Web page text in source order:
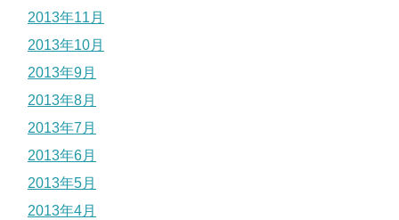
2013年11月
2013年10月
2013年9月
2013年8月
2013年7月
2013年6月
2013年5月
2013年4月